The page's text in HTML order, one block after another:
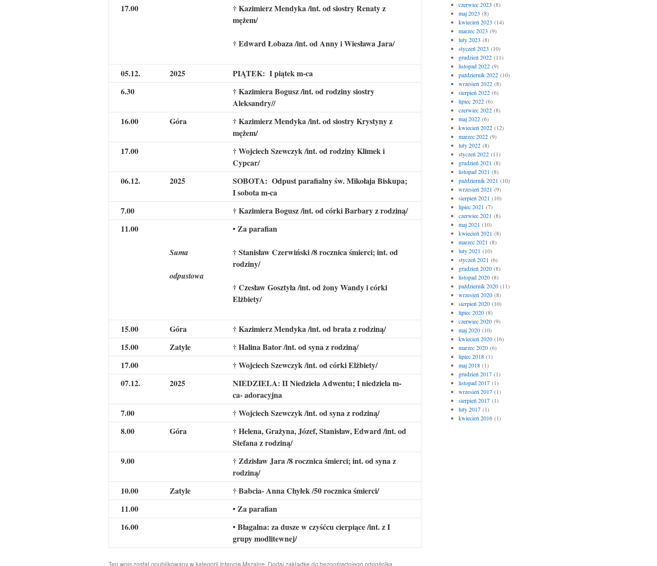
17.00
† Kazimierz Mendyka /int. od siostry Renaty z
mężem/
† Edward Łobaza /int. od Anny i Wiesława Jara/
05.12. 2025
PIĄTEK: I piątek m-ca
6.30
† Kazimiera Bogusz /int. od rodziny siostry
Aleksandry//
16.00
Góra
† Kazimierz Mendyka /int. od siostry Krystyny z
mężem/
17.00
† Wojciech Szewczyk /int. od rodziny Klimek i
Cypcar/
06.12.
2025
SOBOTA: Odpust parafialny św. Mikołaja Biskupa;
I sobota m-ca
7.00
† Kazimiera Bogusz /int. od córki Barbary z rodziną/
11.00
Suma
odpustowa
• Za parafian
† Stanisław Czerwiński /8 rocznica śmierci; int. od
rodziny/
† Czesław Gosztyła /int. od żony Wandy i córki
Elżbiety/
15.00 Góra
† Kazimierz Mendyka /int. od brata z rodziną/
15.00
Zatyle
† Halina Bator /int. od syna z rodziną/
17.00
† Wojciech Szewczyk /int. od córki Elżbiety/
07.12.
2025
NIEDZIELA: II Niedziela Adwentu; I niedziela m-
ca- adoracyjna
7.00
† Wojciech Szewczyk /int. od syna z rodziną/
8.00
Góra
† Helena, Grażyna, Józef, Stanisław, Edward /int. od
Stefana z rodziną/
9.00
† Zdzisław Jara /8 rocznica śmierci; int. od syna z
rodziną/
10.00
Zatyle
† Babcia- Anna Chyłek /50 rocznica śmierci/
11.00
• Za parafian
16.00
• Błagalna: za dusze w czyśćcu cierpiące /int. z I
grupy modlitewnej/
Ten wpis został opublikowany w kategorii Intencje Mszalne. Dodaj zakładkę do bezpośredniego odnośnika.
czerwiec 2023 (8)
maj 2023 (8)
kwiecień 2023 (14)
marzec 2023 (9)
luty 2023 (8)
styczeń 2023 (10)
grudzień 2022(11)
listopad 2022(9)
październik 2022(10)
wrzesień 2022(8)
sierpień 2022(6)
lipiec 2022(6)
czerwiec 2022(8)
maj 2022(6)
kwiecień 2022(12)
marzec 2022(9)
luty 2022(8)
styczeń 2022(11)
grudzień 2021 (8)
listopad 2021 (8)
październik 2021 (10)
wrzesień 2021 (9)
sierpień 2021 (10)
lipiec 2021 (7)
czerwiec 2021 (8)
maj 2021 (10)
kwiecień 2021 (8)
marzec 2021 (8)
luty 2021 (10)
styczeń 2021 (6)
grudzień 2020(8)
listopad 2020(8)
październik 2020(11)
wrzesień 2020(8)
sierpień 2020(10)
lipiec 2020(8)
czerwiec 2020(9)
maj 2020(10)
kwiecień 2020(16)
marzec 2020(6)
lipiec 2018(1)
maj 2018(1)
grudzień 2017(1)
listopad 2017(1)
wrzesień 2017(1)
sierpień 2017(1)
luty 2017(1)
kwiecień 2016(1)